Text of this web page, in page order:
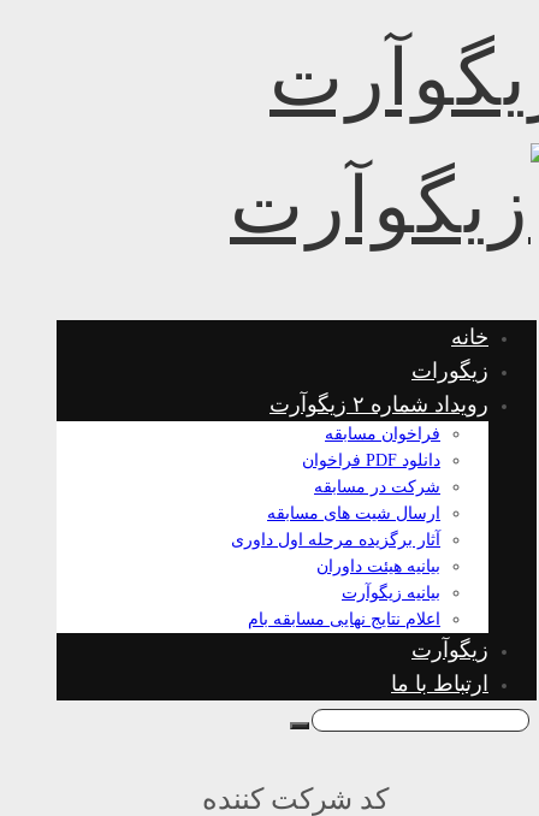
خانه
زیگورات
رویداد شماره ۲ زیگوآرت
فراخوان مسابقه
دانلود PDF فراخوان
شرکت در مسابقه
ارسال شیت های مسابقه
آثار برگزیده مرحله اول داوری
بیانیه هیئت داوران
بیانیه زیگوآرت
اعلام نتایج نهایی مسابقه بام
زیگوآرت
ارتباط با ما
کد شرکت کننده